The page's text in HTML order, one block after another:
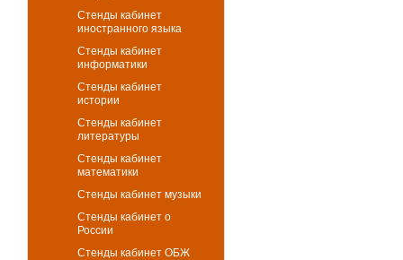
Стенды кабинет
иностранного языка
Стенды кабинет
информатики
Стенды кабинет
истории
Стенды кабинет
литературы
Стенды кабинет
математики
Стенды кабинет музыки
Стенды кабинет о
России
Стенды кабинет ОБЖ